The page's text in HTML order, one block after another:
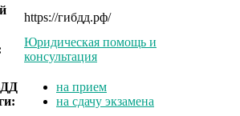
https://гибдд.рф/
Юридическая помощь и
консультация
на прием
на сдачу экзамена